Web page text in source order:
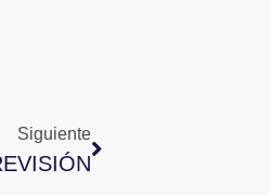
Siguiente